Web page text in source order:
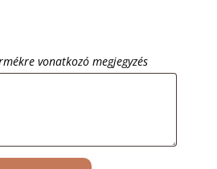
vonatkozó megjegyzés